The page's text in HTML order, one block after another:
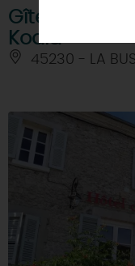
Gîtes La
Koala
45230 - LA